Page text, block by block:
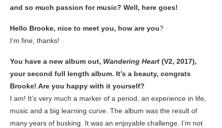
and so much passion for music? Well, here goes!
Hello Brooke, nice to meet you, how are you?
I’m fine, thanks!
You have a new album out, Wandering Heart (V2, 2017),
your second full length album. It’s a beauty, congrats
Brooke! Are you happy with it yourself?
I am! It’s very much a marker of a period, an experience in life,
music and a big learning curve. The album was the result of
many years of busking. It was an enjoyable challenge. I’m not